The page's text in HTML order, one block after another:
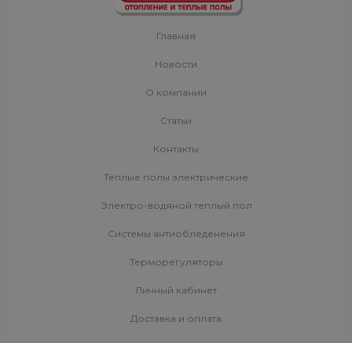
Главная
Новости
О компании
Статьи
Контакты
Теплые полы электрические
Электро-водяной теплый пол
Системы антиобледенения
Терморегуляторы
Личный кабинет
Доставка и оплата